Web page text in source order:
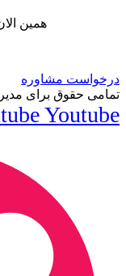
همین
درخواست مشاوره
تمامی حقوق برای
Youtube